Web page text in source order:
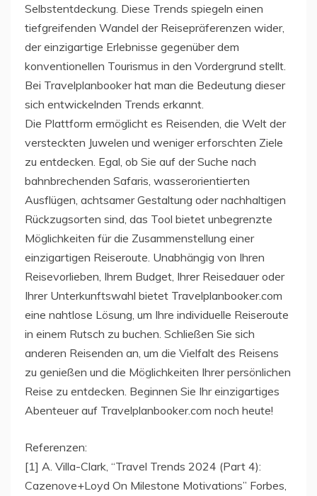
Selbstentdeckung. Diese Trends spiegeln einen
tiefgreifenden Wandel der Reisepräferenzen wider,
der einzigartige Erlebnisse gegenüber dem
konventionellen Tourismus in den Vordergrund stellt.
Bei Travelplanbooker hat man die Bedeutung dieser
sich entwickelnden Trends erkannt.
Die Plattform ermöglicht es Reisenden, die Welt der
versteckten Juwelen und weniger erforschten Ziele
zu entdecken. Egal, ob Sie auf der Suche nach
bahnbrechenden Safaris, wasserorientierten
Ausflügen, achtsamer Gestaltung oder nachhaltigen
Rückzugsorten sind, das Tool bietet unbegrenzte
Möglichkeiten für die Zusammenstellung einer
einzigartigen Reiseroute. Unabhängig von Ihren
Reisevorlieben, Ihrem Budget, Ihrer Reisedauer oder
Ihrer Unterkunftswahl bietet Travelplanbooker.com
eine nahtlose Lösung, um Ihre individuelle Reiseroute
in einem Rutsch zu buchen. Schließen Sie sich
anderen Reisenden an, um die Vielfalt des Reisens
zu genießen und die Möglichkeiten Ihrer persönlichen
Reise zu entdecken. Beginnen Sie Ihr einzigartiges
Abenteuer auf Travelplanbooker.com noch heute!
Referenzen:
[1] A. Villa-Clark, “Travel Trends 2024 (Part 4):
Cazenove+Loyd On Milestone Motivations” Forbes,